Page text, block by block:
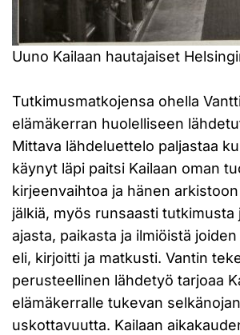
Uuno Kailaan hautajaiset
Tutkimusmatkojensa ohella
elämäkerran huolelliseen
Mittava lähdeluettelo paljastaa
käynyt läpi paitsi Kailaan oman
kirjeenvaihtoa ja hänen
jälkiä, myös runsaasti tutkimusta
ajasta, paikasta ja ilmiöistä
eli, kirjoitti ja matkusti. Vantin
perusteellinen lähdetyö tarjoaa
elämäkerralle tukevan
uskottavuutta. Kailaan